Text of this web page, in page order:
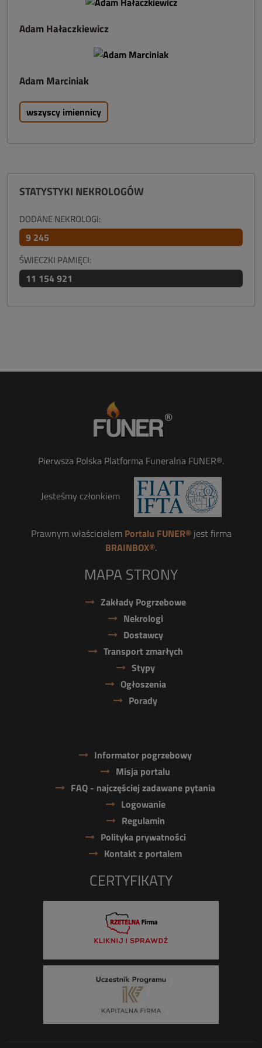
Adam Hałaczkiewicz
Adam Marciniak
wszyscy imiennicy
STATYSTYKI NEKROLOGÓW
DODANE NEKROLOGI:
9 245
ŚWIECZKI PAMIĘCI:
11 154 921
Pierwsza Polska Platforma Funeralna FUNER®.
Jesteśmy członkiem
Prawnym właścicielem Portalu FUNER®jest firma
BRAINBOX®.
MAPA STRONY
Zakłady Pogrzebowe
Nekrologi
Dostawcy
Transport zmarłych
Stypy
Ogłoszenia
Porady
Informator pogrzebowy
Misja portalu
FAQ - najczęściej zadawane pytania
Logowanie
Regulamin
Polityka prywatności
Kontakt z portalem
CERTYFIKATY